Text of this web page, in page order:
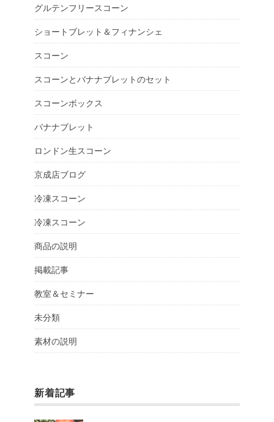
グルテンフリースコーン
ショートブレット＆フィナンシェ
スコーン
スコーンとバナナブレットのセット
スコーンボックス
バナナブレット
ロンドン生スコーン
京成店ブログ
冷凍スコーン
冷凍スコーン
商品の説明
掲載記事
教室＆セミナー
未分類
素材の説明
新着記事